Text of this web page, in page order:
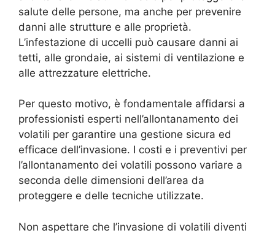
salute delle persone, ma anche per prevenire
danni alle strutture e alle proprietà.
L’infestazione di uccelli può causare danni ai
tetti, alle grondaie, ai sistemi di ventilazione e
alle attrezzature elettriche.
Per questo motivo, è fondamentale affidarsi a
professionisti esperti nell’allontanamento dei
volatili per garantire una gestione sicura ed
efficace dell’invasione. I costi e i preventivi per
l’allontanamento dei volatili possono variare a
seconda delle dimensioni dell’area da
proteggere e delle tecniche utilizzate.
Non aspettare che l’invasione di volatili diventi